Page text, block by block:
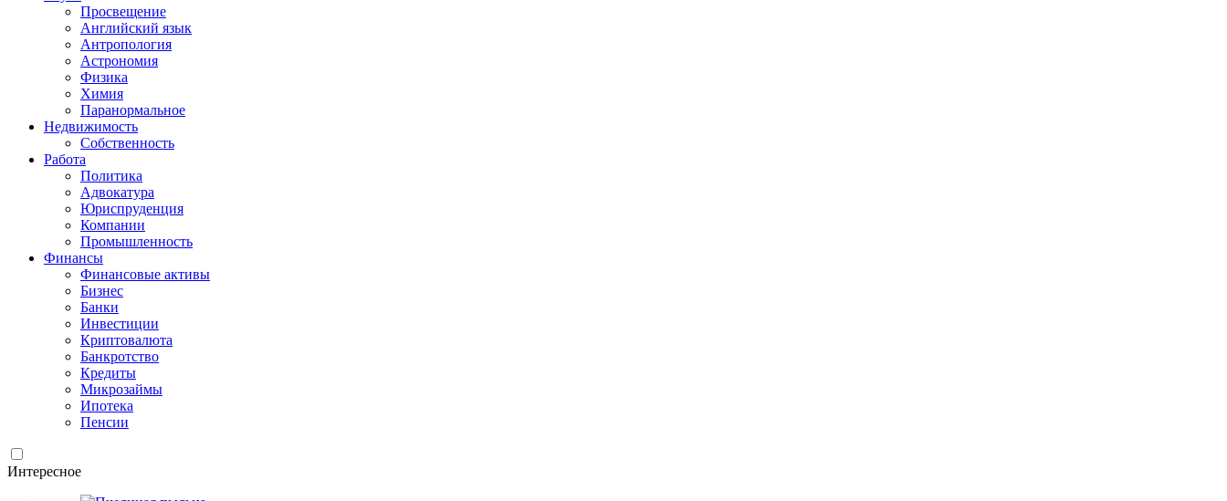
Просвещение
Английский язык
Антропология
Астрономия
Физика
Химия
Паранормальное
Недвижимость
Собственность
Работа
Политика
Адвокатура
Юриспруденция
Компании
Промышленность
Финансы
Финансовые активы
Бизнес
Банки
Инвестиции
Криптовалюта
Банкротство
Кредиты
Микрозаймы
Ипотека
Пенсии
Интересное